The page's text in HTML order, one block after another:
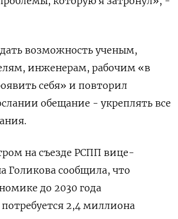
возможность ученым,
инженерам, рабочим «в
себя» и повторил
обещание - укреплять все
на съезде РСПП вице-
Голикова сообщила, что
до 2030 года
2,4 миллиона